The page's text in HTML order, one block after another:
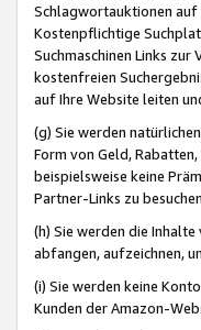
Schlagwortauktionen auf
Kostenpflichtige
Suchmaschinen Links
kostenfreien
auf Ihre Website leiten
(g) Sie werden
Form von Geld,
beispielsweise keine
Partner-Links zu
(h) Sie werden die
abfangen, aufzeichnen,
(i) Sie werden keine
Kunden der Amazon-